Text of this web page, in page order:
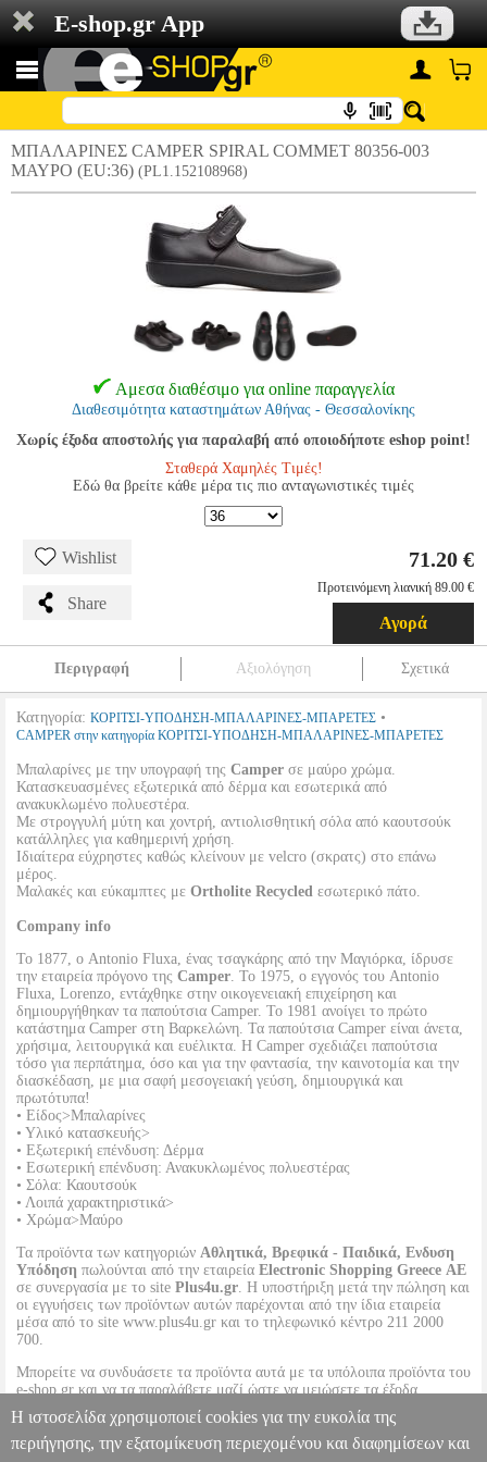
E-shop.gr App
ΜΠΑΛΑΡΙΝΕΣ CAMPER SPIRAL COMMET 80356-003
ΜΑΥΡΟ (EU:36) (PL1.152108968)
Αμεσα διαθέσιμο για online παραγγελία
Διαθεσιμότητα καταστημάτων Αθήνας - Θεσσαλονίκης
Χωρίς έξοδα αποστολής για παραλαβή από οποιοδήποτε eshop point!
Σταθερά Χαμηλές Τιμές!
Εδώ θα βρείτε κάθε μέρα τις πιο ανταγωνιστικές τιμές
Wishlist
Share
71.20 €
Προτεινόμενη λιανική 89.00 €
Αγορά
Περιγραφή Αξιολόγηση Σχετικά
Κατηγορία: ΚΟΡΙΤΣΙ-ΥΠΟΔΗΣΗ-ΜΠΑΛΑΡΙΝΕΣ-ΜΠΑΡΕΤΕΣ •
CAMPER στην κατηγορία ΚΟΡΙΤΣΙ-ΥΠΟΔΗΣΗ-ΜΠΑΛΑΡΙΝΕΣ-ΜΠΑΡΕΤΕΣ
Μπαλαρίνες με την υπογραφή της Camper σε μαύρο χρώμα.
Κατασκευασμένες εξωτερικά από δέρμα και εσωτερικά από
ανακυκλωμένο πολυεστέρα.
Με στρογγυλή μύτη και χοντρή, αντιολισθητική σόλα από καουτσούκ
κατάλληλες για καθημερινή χρήση.
Ιδιαίτερα εύχρηστες καθώς κλείνουν με velcro (σκρατς) στο επάνω
μέρος.
Μαλακές και εύκαμπτες με Ortholite Recycled εσωτερικό πάτο.
Company info
Το 1877, ο Antonio Fluxa, ένας τσαγκάρης από την Μαγιόρκα, ίδρυσε
την εταιρεία πρόγονο της Camper. Το 1975, ο εγγονός του Antonio
Fluxa, Lorenzo, εντάχθηκε στην οικογενειακή επιχείρηση και
δημιουργήθηκαν τα παπούτσια Camper. Το 1981 ανοίγει το πρώτο
κατάστημα Camper στη Βαρκελώνη. Τα παπούτσια Camper είναι άνετα,
χρήσιμα, λειτουργικά και ευέλικτα. Η Camper σχεδιάζει παπούτσια
τόσο για περπάτημα, όσο και για την φαντασία, την καινοτομία και την
διασκέδαση, με μια σαφή μεσογειακή γεύση, δημιουργικά και
πρωτότυπα!
• Είδος>Μπαλαρίνες
• Υλικό κατασκευής>
• Εξωτερική επένδυση: Δέρμα
• Εσωτερική επένδυση: Ανακυκλωμένος πολυεστέρας
• Σόλα: Καουτσούκ
• Λοιπά χαρακτηριστικά>
• Χρώμα>Μαύρο
Τα προϊόντα των κατηγοριών Αθλητικά, Βρεφικά - Παιδικά, Ενδυση
Υπόδηση πωλούνται από την εταιρεία Electronic Shopping Greece ΑΕ
σε συνεργασία με το site Plus4u.gr. Η υποστήριξη μετά την πώληση και
οι εγγυήσεις των προϊόντων αυτών παρέχονται από την ίδια εταιρεία
μέσα από το site www.plus4u.gr και το τηλεφωνικό κέντρο 211 2000
700.
Μπορείτε να συνδυάσετε τα προϊόντα αυτά με τα υπόλοιπα προϊόντα του
e-shop.gr και να τα παραλάβετε μαζί ώστε να μειώσετε τα έξοδα
αποστολής. Μπορείτε επίσης να παραλάβετε από οποιοδήποτε eshop
point με μηδενικά έξοδα αποστολής ανεξαρτήτως ύψους παραγγελίας!
Η ιστοσελίδα χρησιμοποιεί cookies για την ευκολία της
περιήγησης, την εξατομίκευση περιεχομένου και διαφημίσεων και